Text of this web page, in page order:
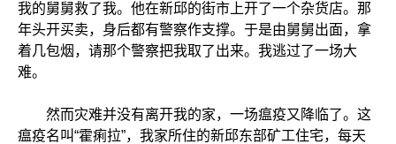
我的舅舅救了我。他在新邱的街市上开了一个杂货店。那
年头开买卖，身后都有警察作支撑。于是由舅舅出面，拿
着几包烟，请那个警察把我取了出来。我逃过了一场大
难。
然而灾难并没有离开我的家，一场瘟疫又降临了。这
瘟疫名叫“霍痢拉”，我家所住的新邱东部矿工住宅，每天